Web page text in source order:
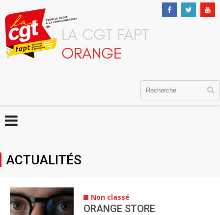
LA CGT FAPT
ORANGE
ACTUALITÉS
Non classé
ORANGE STORE